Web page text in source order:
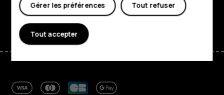
FacebookInstagram
TiktokYoutubeLinkedinDiscord
Tout refuser
Gérer les préférences
Tout accepter